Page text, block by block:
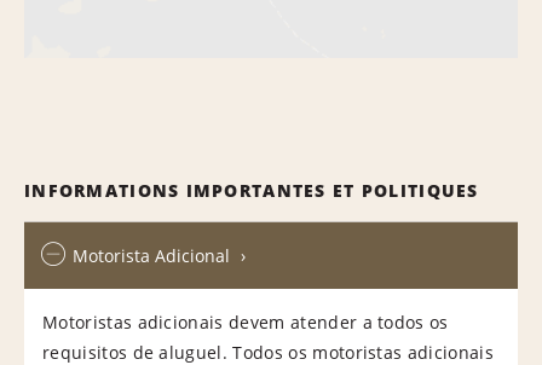
INFORMATIONS IMPORTANTES ET POLITIQUES
Motorista Adicional
Motoristas adicionais devem atender a todos os
requisitos de aluguel. Todos os motoristas adicionais